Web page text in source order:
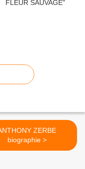
ZERBE
biographie >